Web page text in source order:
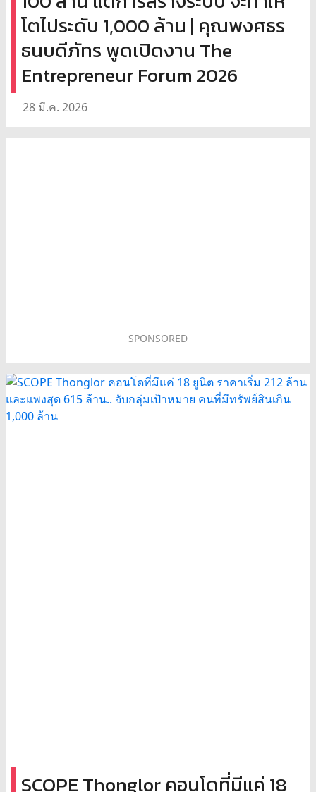
โตไประดับ 1,000 ล้าน | คุณพงศธร
ธนบดีภัทร พูดเปิดงาน The
Entrepreneur Forum 2026
28 มี.ค. 2026
SPONSORED
SCOPE Thonglor คอนโดที่มีแค่ 18